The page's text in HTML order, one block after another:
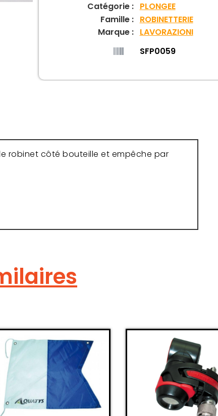
Catégorie : PLONGEE
Famille : ROBINETTERIE
Marque : LAVORAZIONI
SFP0059
robinet côté bouteille et empêche par